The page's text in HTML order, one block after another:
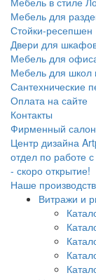
Мебель для
Стойки-ресепшен
Двери для
Мебель для
Мебель для школ
Сантехнические
Оплата на сайте
Контакты
Фирменный
Центр дизайна
отдел по работе
- скоро открытие!
Наше
Витражи и